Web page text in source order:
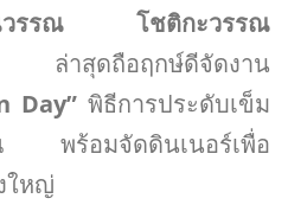
รรณ โชติกะวรรณ
าสุดถือฤกษ์ดีจัดงาน
Day” พิธีการประดับเข็ม
ณ พร้อมจัดดินเนอร์เพื่อ
ใหญ่